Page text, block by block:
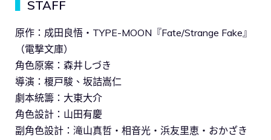
STAFF
原作：成田良悟・TYPE-MOON『Fate/Strange Fake』
（電撃文庫）
角色原案：森井しづき
導演：榎戸駿、坂詰嵩仁
劇本統籌：大東大介
角色設計：山田有慶
副角色設計：滝山真哲・相音光・浜友里恵・おかざき